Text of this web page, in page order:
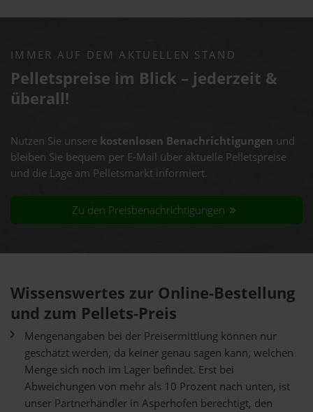
IMMER AUF DEM AKTUELLEN STAND
Pelletspreise im Blick – jederzeit &
überall!
Nutzen Sie unsere kostenlosen Benachrichtigungen und
bleiben Sie bequem per E-Mail über aktuelle Pelletspreise
und die Lage am Pelletsmarkt informiert.
Zu den Preisbenachrichtigungen
Wissenswertes zur Online-Bestellung
und zum Pellets-Preis
Mengenangaben bei der Preisermittlung können nur
geschätzt werden, da keiner genau sagen kann, welchen
Menge sich noch im Lager befindet. Erst bei
Abweichungen von mehr als 10 Prozent nach unten, ist
unser Partnerhändler in Asperhofen berechtigt, den